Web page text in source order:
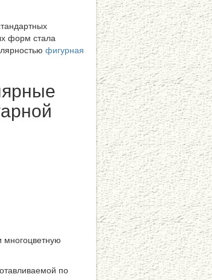
форм стала
фигурная
многоцветную
по